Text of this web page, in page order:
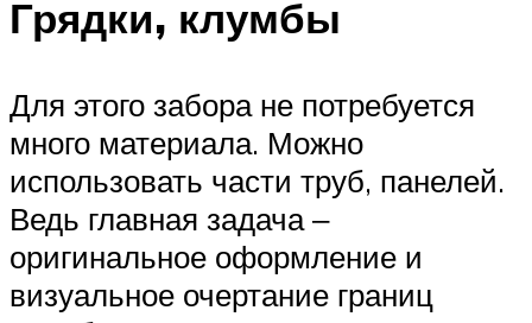
Грядки, клумбы
Для этого забора не потребуется
много материала. Можно
использовать части труб, панелей.
Ведь главная задача ‒
оригинальное оформление и
визуальное очертание границ